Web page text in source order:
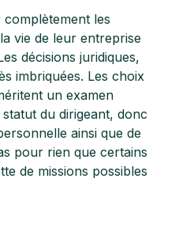
les
vie de leur entreprise
décisions juridiques,
imbriquées. Les choix
un examen
statut du dirigeant, donc
ainsi que de
pour rien que certains
de missions possibles